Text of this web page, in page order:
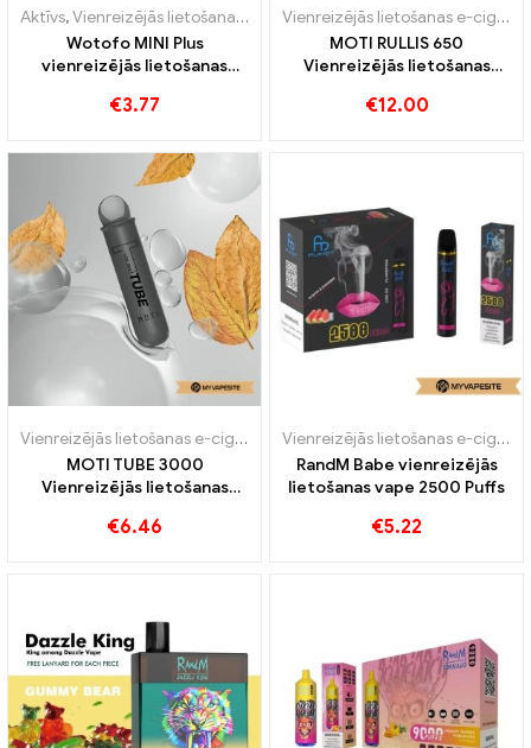
Aktīvs,Vienreizējās lietošanas e-cigarete ar nikotīnu ,Vienreizējās
Wotofo MINI Plus
vienreizējās lietošanas
vienreizējās lietošanas e-
丨Pielāgots
€3.77
Vienreizējās lietošanas e-cigaretes
MOTI RULLIS 650
Vienreizējās lietošanas
€12.00
Vienreizējās lietošanas e-cigaretes ,Vienreizējās lietošanas e-
MOTI TUBE 3000
Vienreizējās lietošanas
€6.46
Vienreizējās lietošanas e-cigaretes
RandM Babe vienreizējās
lietošanas vape 2500 Puffs
€5.22